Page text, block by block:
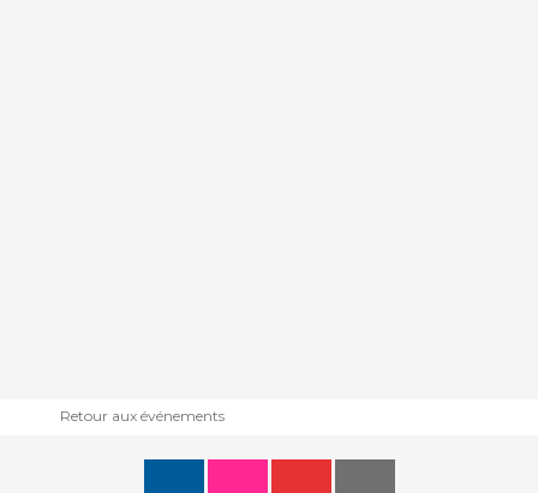
Retour aux événements